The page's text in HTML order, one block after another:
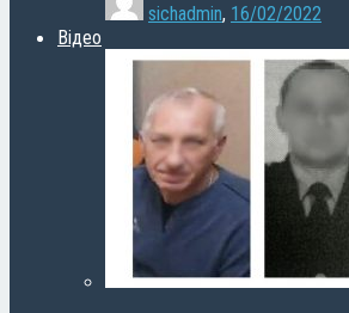
sichadmin, 16/02/2022
Відео